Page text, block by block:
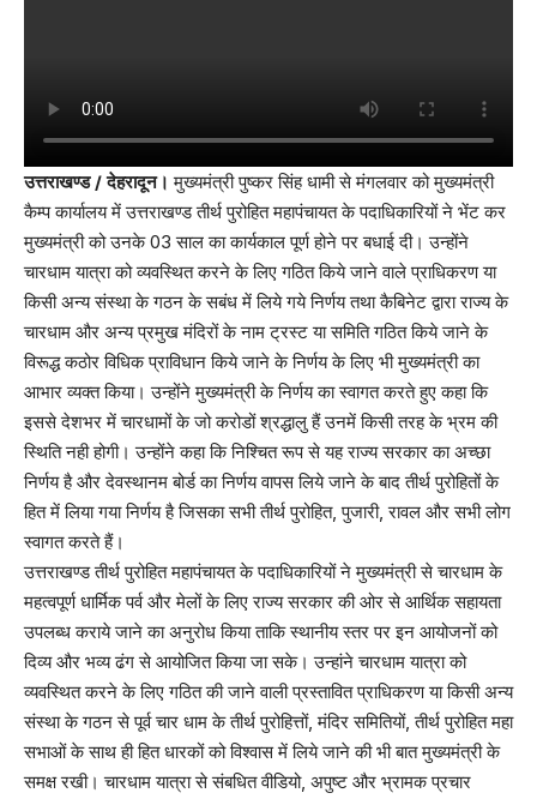
उत्तराखण्ड / देहरादून। मुख्यमंत्री पुष्कर सिंह धामी से मंगलवार को मुख्यमंत्री
कैम्प कार्यालय में उत्तराखण्ड तीर्थ पुरोहित महापंचायत के पदाधिकारियों ने भेंट कर
मुख्यमंत्री को उनके 03 साल का कार्यकाल पूर्ण होने पर बधाई दी। उन्होंने
चारधाम यात्रा को व्यवस्थित करने के लिए गठित किये जाने वाले प्राधिकरण या
किसी अन्य संस्था के गठन के सबंध में लिये गये निर्णय तथा कैबिनेट द्वारा राज्य के
चारधाम और अन्य प्रमुख मंदिरों के नाम ट्रस्ट या समिति गठित किये जाने के
विरूद्ध कठोर विधिक प्राविधान किये जाने के निर्णय के लिए भी मुख्यमंत्री का
आभार व्यक्त किया। उन्होंने मुख्यमंत्री के निर्णय का स्वागत करते हुए कहा कि
इससे देशभर में चारधामों के जो करोडों श्रद्धालु हैं उनमें किसी तरह के भ्रम की
स्थिति नही होगी। उन्होंने कहा कि निश्चित रूप से यह राज्य सरकार का अच्छा
निर्णय है और देवस्थानम बोर्ड का निर्णय वापस लिये जाने के बाद तीर्थ पुरोहितों के
हित में लिया गया निर्णय है जिसका सभी तीर्थ पुरोहित, पुजारी, रावल और सभी लोग
स्वागत करते हैं।
उत्तराखण्ड तीर्थ पुरोहित महापंचायत के पदाधिकारियों ने मुख्यमंत्री से चारधाम के
महत्वपूर्ण धार्मिक पर्व और मेलों के लिए राज्य सरकार की ओर से आर्थिक सहायता
उपलब्ध कराये जाने का अनुरोध किया ताकि स्थानीय स्तर पर इन आयोजनों को
दिव्य और भव्य ढंग से आयोजित किया जा सके। उन्हांने चारधाम यात्रा को
व्यवस्थित करने के लिए गठित की जाने वाली प्रस्तावित प्राधिकरण या किसी अन्य
संस्था के गठन से पूर्व चार धाम के तीर्थ पुरोहित्तों, मंदिर समितियों, तीर्थ पुरोहित महा
सभाओं के साथ ही हित धारकों को विश्वास में लिये जाने की भी बात मुख्यमंत्री के
समक्ष रखी। चारधाम यात्रा से संबधित वीडियो, अपुष्ट और भ्रामक प्रचार